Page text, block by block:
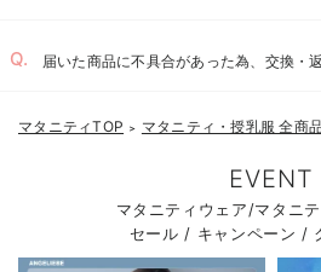
届いた商品に不具合があった為、交換・
マタニティTOP ＞ マタニティ・授乳服 全商
EVENT
マタニティウェア/マタニ
セール / キャンペーン /